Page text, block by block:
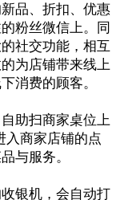
品、折扣、优惠
粉丝微信上。同
社交功能，相互
为店铺带来线上
消费的顾客。
助扫商家桌位上
入商家店铺的点
与服务。
银机，会自动打